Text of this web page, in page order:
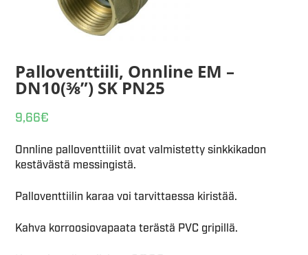
Palloventtiili, Onnline EM –
DN10(⅜”) SK PN25
9,66€
Onnline palloventtiilit ovat valmistetty sinkkikadon
kestävästä messingistä.
Palloventtiilin karaa voi tarvittaessa kiristää.
Kahva korroosiovapaata terästä PVC gripillä.